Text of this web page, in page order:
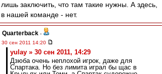
лишь заключить, что там такие нужны. А здесь,
в нашей команде - нет.
Quarterback -
30 сен 2011 14:20
yulay » 30 сен 2011, 14:29
Дзюба очень неплохой игрок, даже для
Спартака. Но без лимита играл бы щас в